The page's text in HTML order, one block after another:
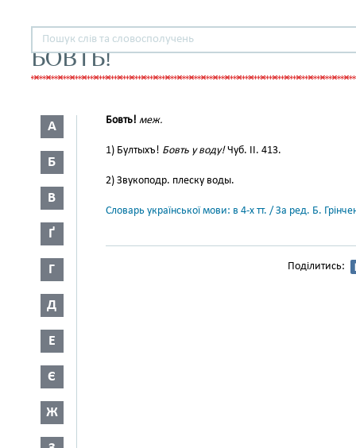
БОВТЬ!
А
Б
В
Ґ
Г
Д
Е
Є
Ж
Бовть! меж.
1) Бултыхъ! Бовть у воду!Чуб. II. 413.
2) Звукоподр. плеску воды.
Словарь української мови: в 4-х тт. / За ред. Б.
Поділитись: